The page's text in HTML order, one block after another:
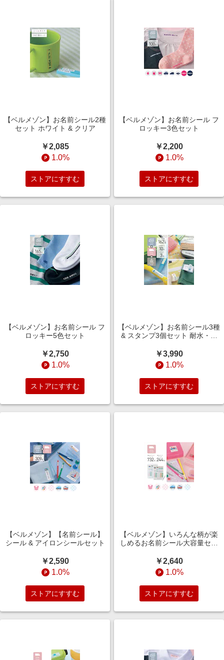
【ベルメゾン】お名前シール2種
セット ホワイト & クリア
￥2,085
1.0%
ストアにすすむ
【ベルメゾン】お名前シール フ
ロッキー3色セット
￥2,200
1.0%
ストアにすすむ
【ベルメゾン】お名前シール フ
ロッキー5色セット
￥2,750
1.0%
ストアにすすむ
【ベルメゾン】お名前シール3種
& スタンプ3個セット 耐水・布
￥3,990
1.0%
ストアにすすむ
【ベルメゾン】【名前シール】
シール & アイロンシールセット
￥2,590
1.0%
ストアにすすむ
【ベルメゾン】いろんな柄が楽
しめるお名前シール大容量セッ
￥2,640
1.0%
ストアにすすむ